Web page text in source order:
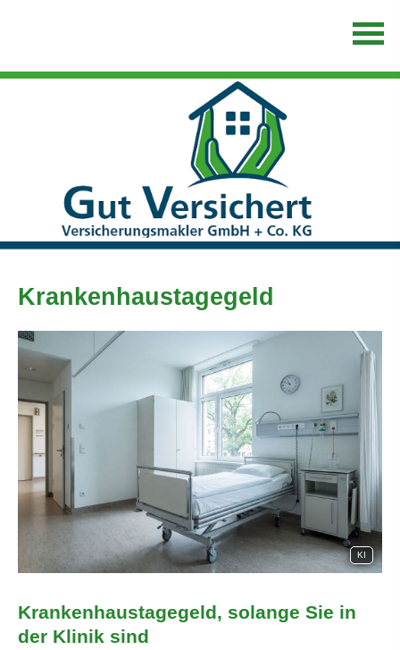
Krankenhaustagegeld
KI
Krankenhaustagegeld, solange Sie in
der Klinik sind